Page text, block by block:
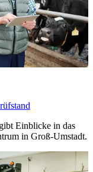
Einblicke in das
in Groß-Umstadt.